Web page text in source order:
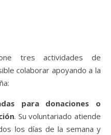
colaborar apoyando a la
para donaciones o
. Su voluntariado atiende
los días de la semana y